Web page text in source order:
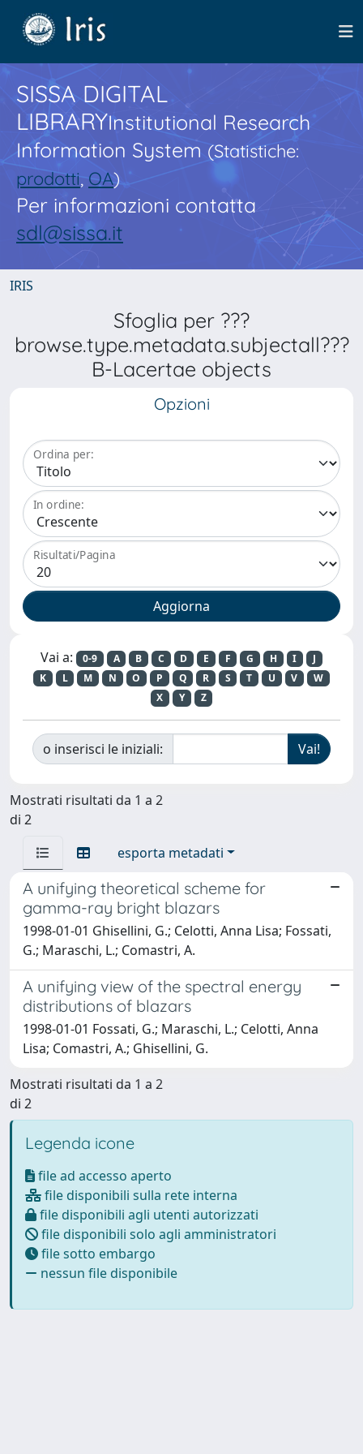
SISSA DIGITAL
LIBRARYInstitutional Research
Information System(Statistiche:
prodotti,OA)
Per informazioni contatta
sdl@sissa.it
IRIS
Sfoglia per ???
browse.type.metadata.subjectall???
B-Lacertae objects
Opzioni
Ordina per:
In ordine:
Risultati/Pagina
Vai a: 0-9 A B C D E F G H I
J
K
L M N O P Q R S T U V
W
X
Y Z
o inserisci le iniziali:
Mostrati risultati da 1 a 2
di 2
esporta metadati
A unifying theoretical scheme for
gamma-ray bright blazars
1998-01-01 Ghisellini, G.; Celotti, Anna Lisa; Fossati,
G.; Maraschi, L.; Comastri, A.
A unifying view of the spectral energy
distributions of blazars
1998-01-01 Fossati, G.; Maraschi, L.; Celotti, Anna
Lisa; Comastri, A.; Ghisellini, G.
Mostrati risultati da 1 a 2
di 2
Legenda icone
file ad accesso aperto
file disponibili sulla rete interna
file disponibili agli utenti autorizzati
file disponibili solo agli amministratori
file sotto embargo
nessun file disponibile